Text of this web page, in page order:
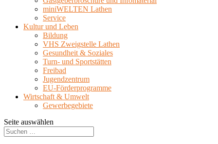
miniWELTEN Lathen
Service
Kultur und Leben
Bildung
VHS Zweigstelle Lathen
Gesundheit & Soziales
Turn- und Sportstätten
Freibad
Jugendzentrum
EU-Förderprogramme
Wirtschaft & Umwelt
Gewerbegebiete
Seite auswählen